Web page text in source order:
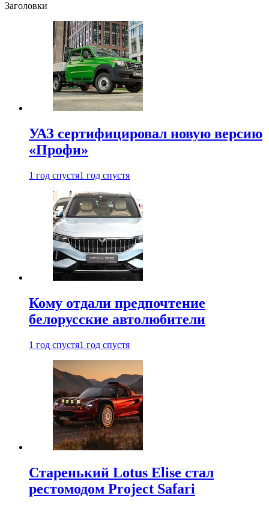
Заголовки
УАЗ сертифицировал новую версию
«Профи»
1 год спустя1 год спустя
Кому отдали предпочтение
белорусские автолюбители
1 год спустя1 год спустя
Старенький Lotus Elise стал
рестомодом Project Safari